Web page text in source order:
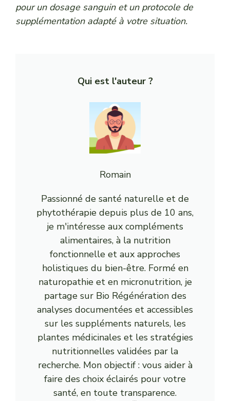
pour un dosage sanguin et un protocole de
supplémentation adapté à votre situation.
Qui est l'auteur ?
Romain
Passionné de santé naturelle et de
phytothérapie depuis plus de 10 ans,
je m'intéresse aux compléments
alimentaires, à la nutrition
fonctionnelle et aux approches
holistiques du bien-être. Formé en
naturopathie et en micronutrition, je
partage sur Bio Régénération des
analyses documentées et accessibles
sur les suppléments naturels, les
plantes médicinales et les stratégies
nutritionnelles validées par la
recherche. Mon objectif : vous aider à
faire des choix éclairés pour votre
santé, en toute transparence.